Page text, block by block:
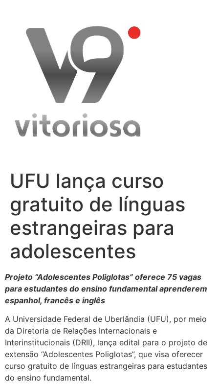
content
UFU lança curso
gratuito de línguas
estrangeiras para
adolescentes
Projeto “Adolescentes Poliglotas” oferece 75 vagas
para estudantes do ensino fundamental aprenderem
espanhol, francês e inglês
A Universidade Federal de Uberlândia (UFU), por meio
da Diretoria de Relações Internacionais e
Interinstitucionais (DRII), lança edital para o projeto de
extensão “Adolescentes Poliglotas”, que visa oferecer
curso gratuito de línguas estrangeiras para estudantes
do ensino fundamental.